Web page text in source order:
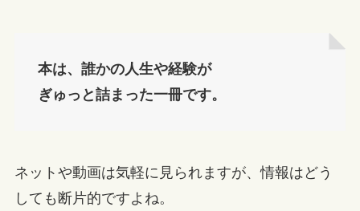
本は、誰かの人生や経験が
ぎゅっと詰まった一冊です。
ネットや動画は気軽に見られますが、情報はどう
しても断片的ですよね。